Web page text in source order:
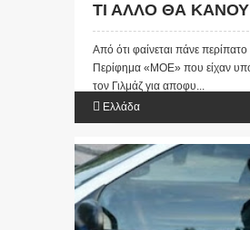
ΤΙ ΑΛΛΟ ΘΑ
ΣΤΗΝ
ΣΤΟΝ ΚΟΛΠΟ ΤΟΥ
ΣΧΕΔΙΑΖΟΥΝ ΟΙ
Από ότι φαίνεται πάνε
Περίφημα «ΜΟΕ» που είχαν
τον Γιλμάζ για αποφυ...
Ελλάδα